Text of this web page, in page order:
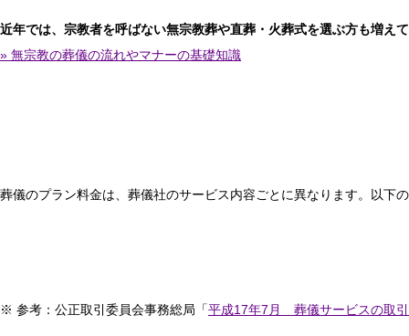
近年では、宗教者を呼ばない無宗教葬や直葬・火葬式を選ぶ方も増え
» 無宗教の葬儀の流れやマナーの基礎知識
葬儀のプラン料金は、葬儀社のサービス内容ごとに異なります。以下
※ 参考：公正取引委員会事務総局「平成17年7月 葬儀サービスの取